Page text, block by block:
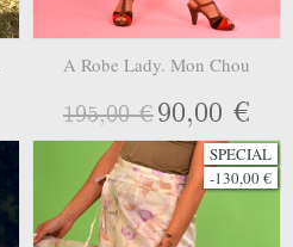
A Robe Lady. Mon Chou
195,00 €90,00 €
SPECIAL
-130,00 €